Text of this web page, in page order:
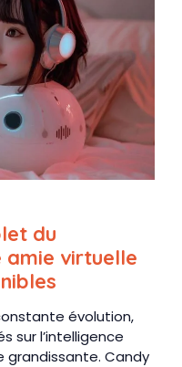
du
virtuelle
évolution,
sur l’intelligence
grandissante. Candy